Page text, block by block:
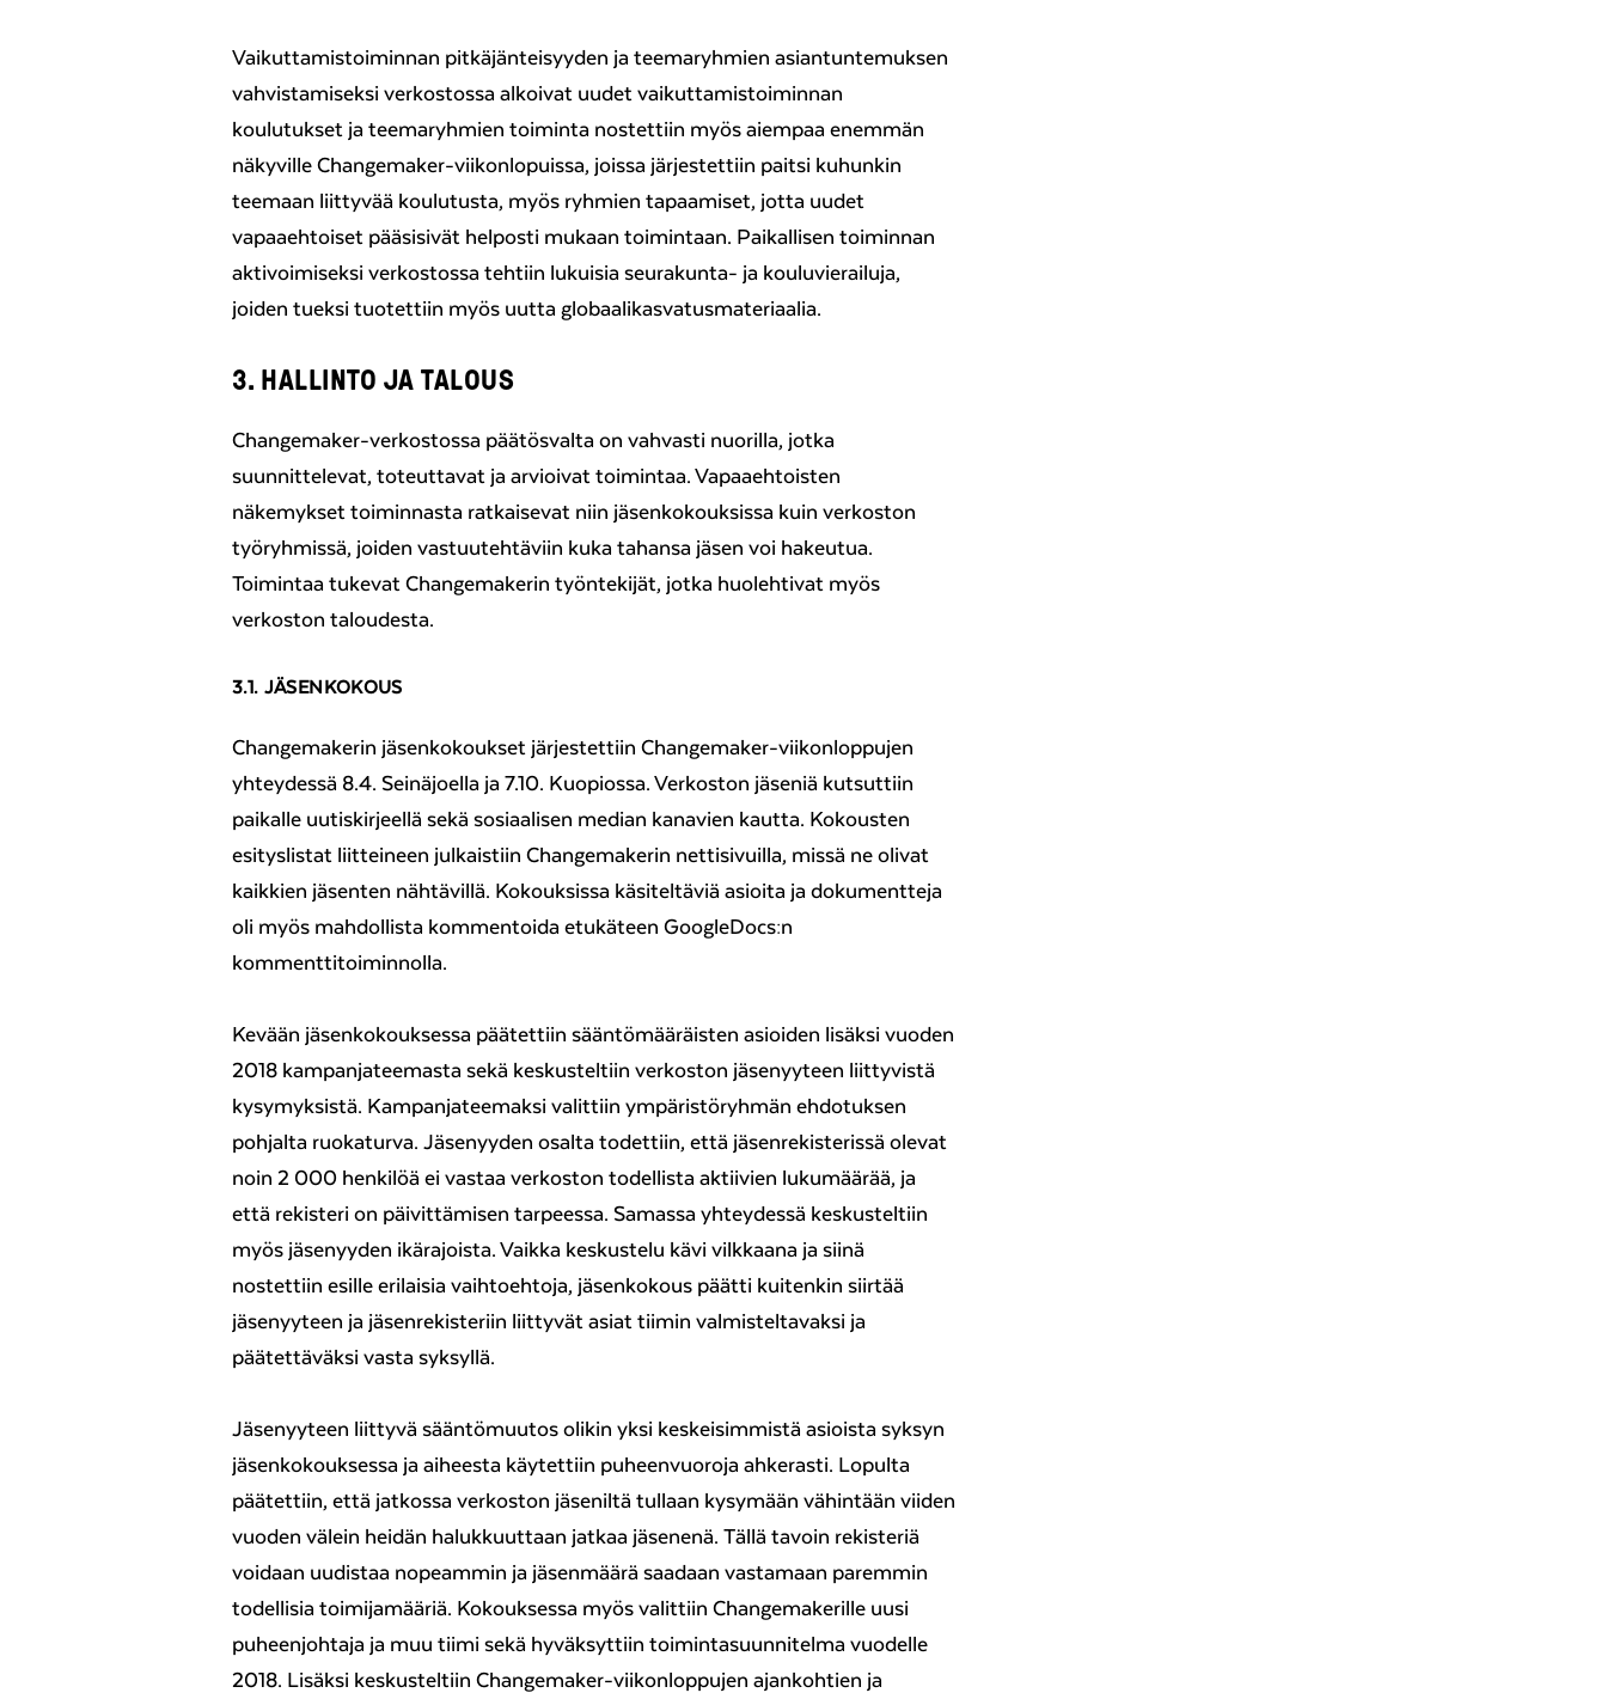
Vaikuttamistoiminnan pitkäjänteisyyden ja teemaryhmien asiantuntemuksen
vahvistamiseksi verkostossa alkoivat uudet vaikuttamistoiminnan
koulutukset ja teemaryhmien toiminta nostettiin myös aiempaa enemmän
näkyville Changemaker-viikonlopuissa, joissa järjestettiin paitsi kuhunkin
teemaan liittyvää koulutusta, myös ryhmien tapaamiset, jotta uudet
vapaaehtoiset pääsisivät helposti mukaan toimintaan. Paikallisen toiminnan
aktivoimiseksi verkostossa tehtiin lukuisia seurakunta- ja kouluvierailuja,
joiden tueksi tuotettiin myös uutta globaalikasvatusmateriaalia.
3. HALLINTO JA TALOUS
Changemaker-verkostossa päätösvalta on vahvasti nuorilla, jotka
suunnittelevat, toteuttavat ja arvioivat toimintaa. Vapaaehtoisten
näkemykset toiminnasta ratkaisevat niin jäsenkokouksissa kuin verkoston
työryhmissä, joiden vastuutehtäviin kuka tahansa jäsen voi hakeutua.
Toimintaa tukevat Changemakerin työntekijät, jotka huolehtivat myös
verkoston taloudesta.
3.1. JÄSENKOKOUS
Changemakerin jäsenkokoukset järjestettiin Changemaker-viikonloppujen
yhteydessä 8.4. Seinäjoella ja 7.10. Kuopiossa. Verkoston jäseniä kutsuttiin
paikalle uutiskirjeellä sekä sosiaalisen median kanavien kautta. Kokousten
esityslistat liitteineen julkaistiin Changemakerin nettisivuilla, missä ne olivat
kaikkien jäsenten nähtävillä. Kokouksissa käsiteltäviä asioita ja dokumentteja
oli myös mahdollista kommentoida etukäteen GoogleDocs:n
kommenttitoiminnolla.
Kevään jäsenkokouksessa päätettiin sääntömääräisten asioiden lisäksi vuoden
2018 kampanjateemasta sekä keskusteltiin verkoston jäsenyyteen liittyvistä
kysymyksistä. Kampanjateemaksi valittiin ympäristöryhmän ehdotuksen
pohjalta ruokaturva. Jäsenyyden osalta todettiin, että jäsenrekisterissä olevat
noin 2 000 henkilöä ei vastaa verkoston todellista aktiivien lukumäärää, ja
että rekisteri on päivittämisen tarpeessa. Samassa yhteydessä keskusteltiin
myös jäsenyyden ikärajoista. Vaikka keskustelu kävi vilkkaana ja siinä
nostettiin esille erilaisia vaihtoehtoja, jäsenkokous päätti kuitenkin siirtää
jäsenyyteen ja jäsenrekisteriin liittyvät asiat tiimin valmisteltavaksi ja
päätettäväksi vasta syksyllä.
Jäsenyyteen liittyvä sääntömuutos olikin yksi keskeisimmistä asioista syksyn
jäsenkokouksessa ja aiheesta käytettiin puheenvuoroja ahkerasti. Lopulta
päätettiin, että jatkossa verkoston jäseniltä tullaan kysymään vähintään viiden
vuoden välein heidän halukkuuttaan jatkaa jäsenenä. Tällä tavoin rekisteriä
voidaan uudistaa nopeammin ja jäsenmäärä saadaan vastamaan paremmin
todellisia toimijamääriä. Kokouksessa myös valittiin Changemakerille uusi
puheenjohtaja ja muu tiimi sekä hyväksyttiin toimintasuunnitelma vuodelle
2018. Lisäksi keskusteltiin Changemaker-viikonloppujen ajankohtien ja